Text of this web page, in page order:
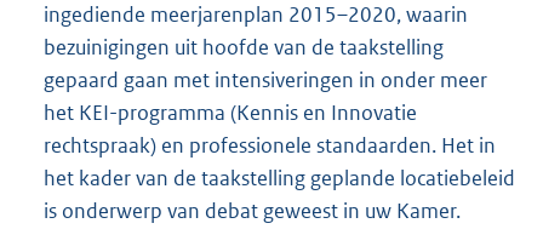
ingediende meerjarenplan 2015–2020, waarin
bezuinigingen uit hoofde van de taakstelling
gepaard gaan met intensiveringen in onder meer
het KEI-programma (Kennis en Innovatie
rechtspraak) en professionele standaarden. Het in
het kader van de taakstelling geplande locatiebeleid
is onderwerp van debat geweest in uw Kamer.